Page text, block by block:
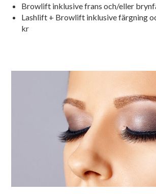
Browlift inklusive frans och/eller
Lashlift + Browlift inklusive färgning
kr